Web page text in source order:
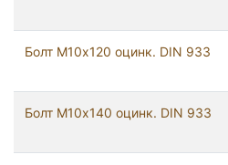
Болт М10х120 оцинк. DIN 933
Болт М10х140 оцинк. DIN 933